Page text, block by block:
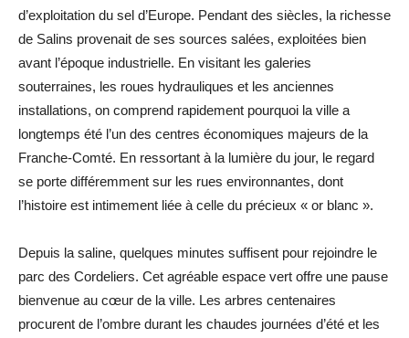
d’exploitation du sel d’Europe. Pendant des siècles, la richesse
de Salins provenait de ses sources salées, exploitées bien
avant l’époque industrielle. En visitant les galeries
souterraines, les roues hydrauliques et les anciennes
installations, on comprend rapidement pourquoi la ville a
longtemps été l’un des centres économiques majeurs de la
Franche-Comté. En ressortant à la lumière du jour, le regard
se porte différemment sur les rues environnantes, dont
l’histoire est intimement liée à celle du précieux « or blanc ».
Depuis la saline, quelques minutes suffisent pour rejoindre le
parc des Cordeliers. Cet agréable espace vert offre une pause
bienvenue au cœur de la ville. Les arbres centenaires
procurent de l’ombre durant les chaudes journées d’été et les